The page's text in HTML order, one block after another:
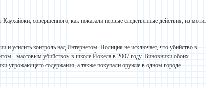
совершенного, как показали первые следственные действия, из
и усилить контроль над Интернетом. Полиция не исключает, что убийство в
- массовым убийством в школе Йокела в 2007 году. Виновники обоих
угрожающего содержания, а также покупали оружие в одном городе.